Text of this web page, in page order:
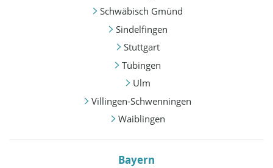
Schwäbisch Gmünd
Sindelfingen
Stuttgart
Tübingen
Ulm
Villingen-Schwenningen
Waiblingen
Bayern